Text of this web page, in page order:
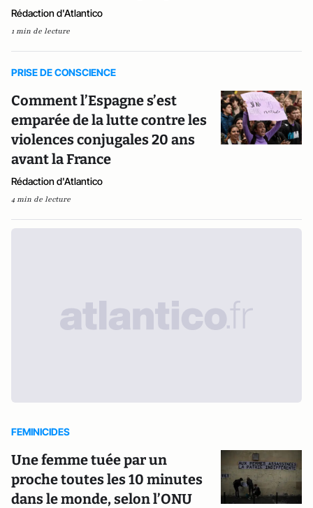
Rédaction d'Atlantico
1 min de lecture
PRISE DE CONSCIENCE
Comment l’Espagne s’est
emparée de la lutte contre les
violences conjugales 20 ans
avant la France
Rédaction d'Atlantico
4 min de lecture
FEMINICIDES
Une femme tuée par un
proche toutes les 10 minutes
dans le monde, selon l’ONU